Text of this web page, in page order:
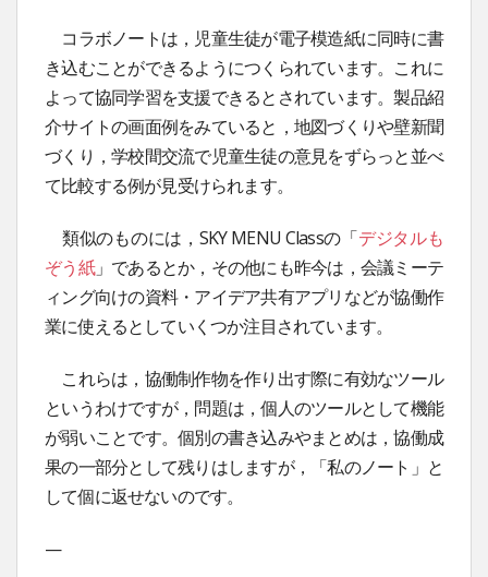
コラボノートは，児童生徒が電子模造紙に同時に書
き込むことができるようにつくられています。これに
よって協同学習を支援できるとされています。製品紹
介サイトの画面例をみていると，地図づくりや壁新聞
づくり，学校間交流で児童生徒の意見をずらっと並べ
て比較する例が見受けられます。
類似のものには，SKY MENU Classの「デジタルも
ぞう紙」であるとか，その他にも昨今は，会議ミーテ
ィング向けの資料・アイデア共有アプリなどが協働作
業に使えるとしていくつか注目されています。
これらは，協働制作物を作り出す際に有効なツール
というわけですが，問題は，個人のツールとして機能
が弱いことです。個別の書き込みやまとめは，協働成
果の一部分として残りはしますが，「私のノート」と
して個に返せないのです。
—